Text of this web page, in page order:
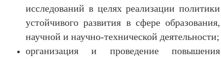
исследований в целях реализации политики
устойчивого развития в сфере образования,
научной и научно-технической деятельности;
организация и проведение повышения